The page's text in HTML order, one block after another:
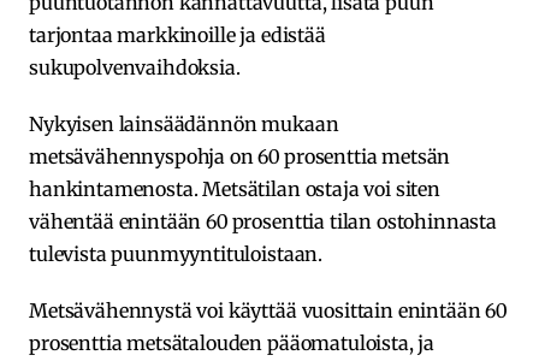
tarjontaa markkinoille ja edistää
sukupolvenvaihdoksia.
Nykyisen lainsäädännön mukaan
metsävähennyspohja on 60 prosenttia metsän
hankintamenosta. Metsätilan ostaja voi siten
vähentää enintään 60 prosenttia tilan ostohinnasta
tulevista puunmyyntituloistaan.
Metsävähennystä voi käyttää vuosittain enintään 60
prosenttia metsätalouden pääomatuloista, ja